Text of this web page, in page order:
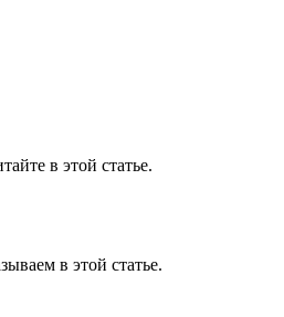
в этой статье.
в этой статье.